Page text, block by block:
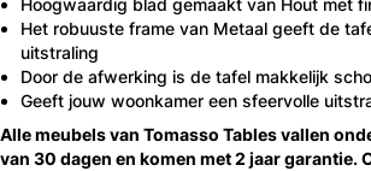
Het robuuste frame van Metaal geeft de
uitstraling
Door de afwerking is de tafel makkelijk
Geeft jouw woonkamer een sfeervolle
Alle meubels van Tomasso Tables vallen
van 30 dagen en komen met 2 jaar garantie.